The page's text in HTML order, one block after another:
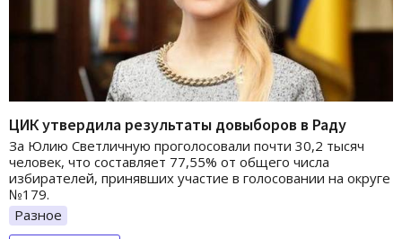
ЦИК утвердила результаты довыборов в Раду
За Юлию Светличную проголосовали почти 30,2 тысяч
человек, что составляет 77,55% от общего числа
избирателей, принявших участие в голосовании на округе
№179.
Разное